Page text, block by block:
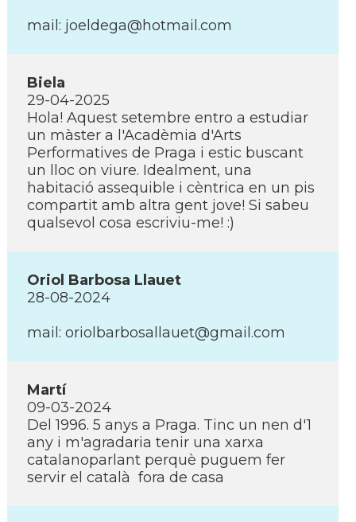
mail: joeldega@hotmail.com
Biela
29-04-2025
Hola! Aquest setembre entro a estudiar
un màster a l'Acadèmia d'Arts
Performatives de Praga i estic buscant
un lloc on viure. Idealment, una
habitació assequible i cèntrica en un pis
compartit amb altra gent jove! Si sabeu
qualsevol cosa escriviu-me! :)
Oriol Barbosa Llauet
28-08-2024
mail: oriolbarbosallauet@gmail.com
Martí­
09-03-2024
Del 1996. 5 anys a Praga. Tinc un nen d'1
any i m'agradaria tenir una xarxa
catalanoparlant perquè puguem fer
servir el català fora de casa